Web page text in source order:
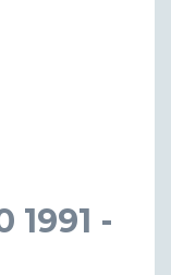
1991 -